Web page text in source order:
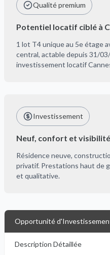
Qualité premium
Potentiel locatif ciblé à
1 lot T4 unique au 5e étage
central, actable depuis 31/
investissement locatif
Investissement
Neuf, confort et visibilité
Résidence neuve,
privatif. Prestations haut de
et qualitative.
Opportunité
Description Détaillée